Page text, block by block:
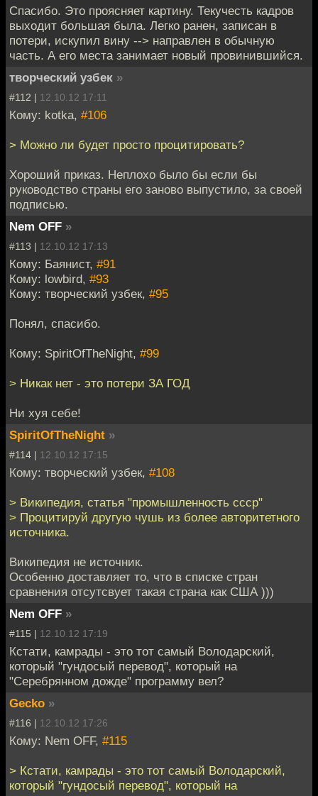
Спасибо. Это проясняет картину. Текучесть кадров
выходит большая была. Легко ранен, записан в
потери, искупил вину --> направлен в обычную
часть. А его места занимает новый провинившийся.
творческий узбек »
#112 | 12.10.12 17:11
Кому: kotka, #106
> Можно ли будет просто процитировать?
Хороший приказ. Неплохо было бы если бы
руководство страны его заново выпустило, за своей
подписью.
Nem OFF »
#113 | 12.10.12 17:13
Кому: Баянист, #91
Кому: lowbird, #93
Кому: творческий узбек, #95
Понял, спасибо.
Кому: SpiritOfTheNight, #99
> Никак нет - это потери ЗА ГОД
Ни хуя себе!
SpiritOfTheNight »
#114 | 12.10.12 17:15
Кому: творческий узбек, #108
> Википедия, статья "промышленность ссср"
> Процитируй другую чушь из более авторитетного
источника.
Википедия не источник.
Особенно доставляет то, что в списке стран
сравнения отсутсвует такая страна как США )))
Nem OFF »
#115 | 12.10.12 17:19
Кстати, камрады - это тот самый Володарский,
который "гундосый перевод", который на
"Серебрянном дожде" программу вел?
Gecko »
#116 | 12.10.12 17:26
Кому: Nem OFF, #115
> Кстати, камрады - это тот самый Володарский,
который "гундосый перевод", который на